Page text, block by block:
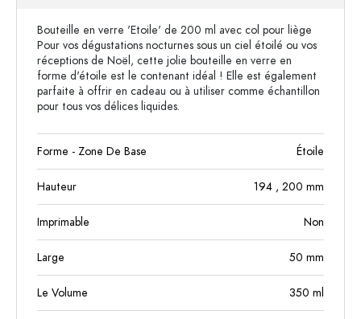
Bouteille en verre 'Etoile' de 200 ml avec col pour liège
Pour vos dégustations nocturnes sous un ciel étoilé ou vos
réceptions de Noël, cette jolie bouteille en verre en
forme d'étoile est le contenant idéal ! Elle est également
parfaite à offrir en cadeau ou à utiliser comme échantillon
pour tous vos délices liquides.
Forme - Zone De Base Étoile
Hauteur 194 , 200 mm
Imprimable Non
Large 50 mm
Le Volume 350 ml